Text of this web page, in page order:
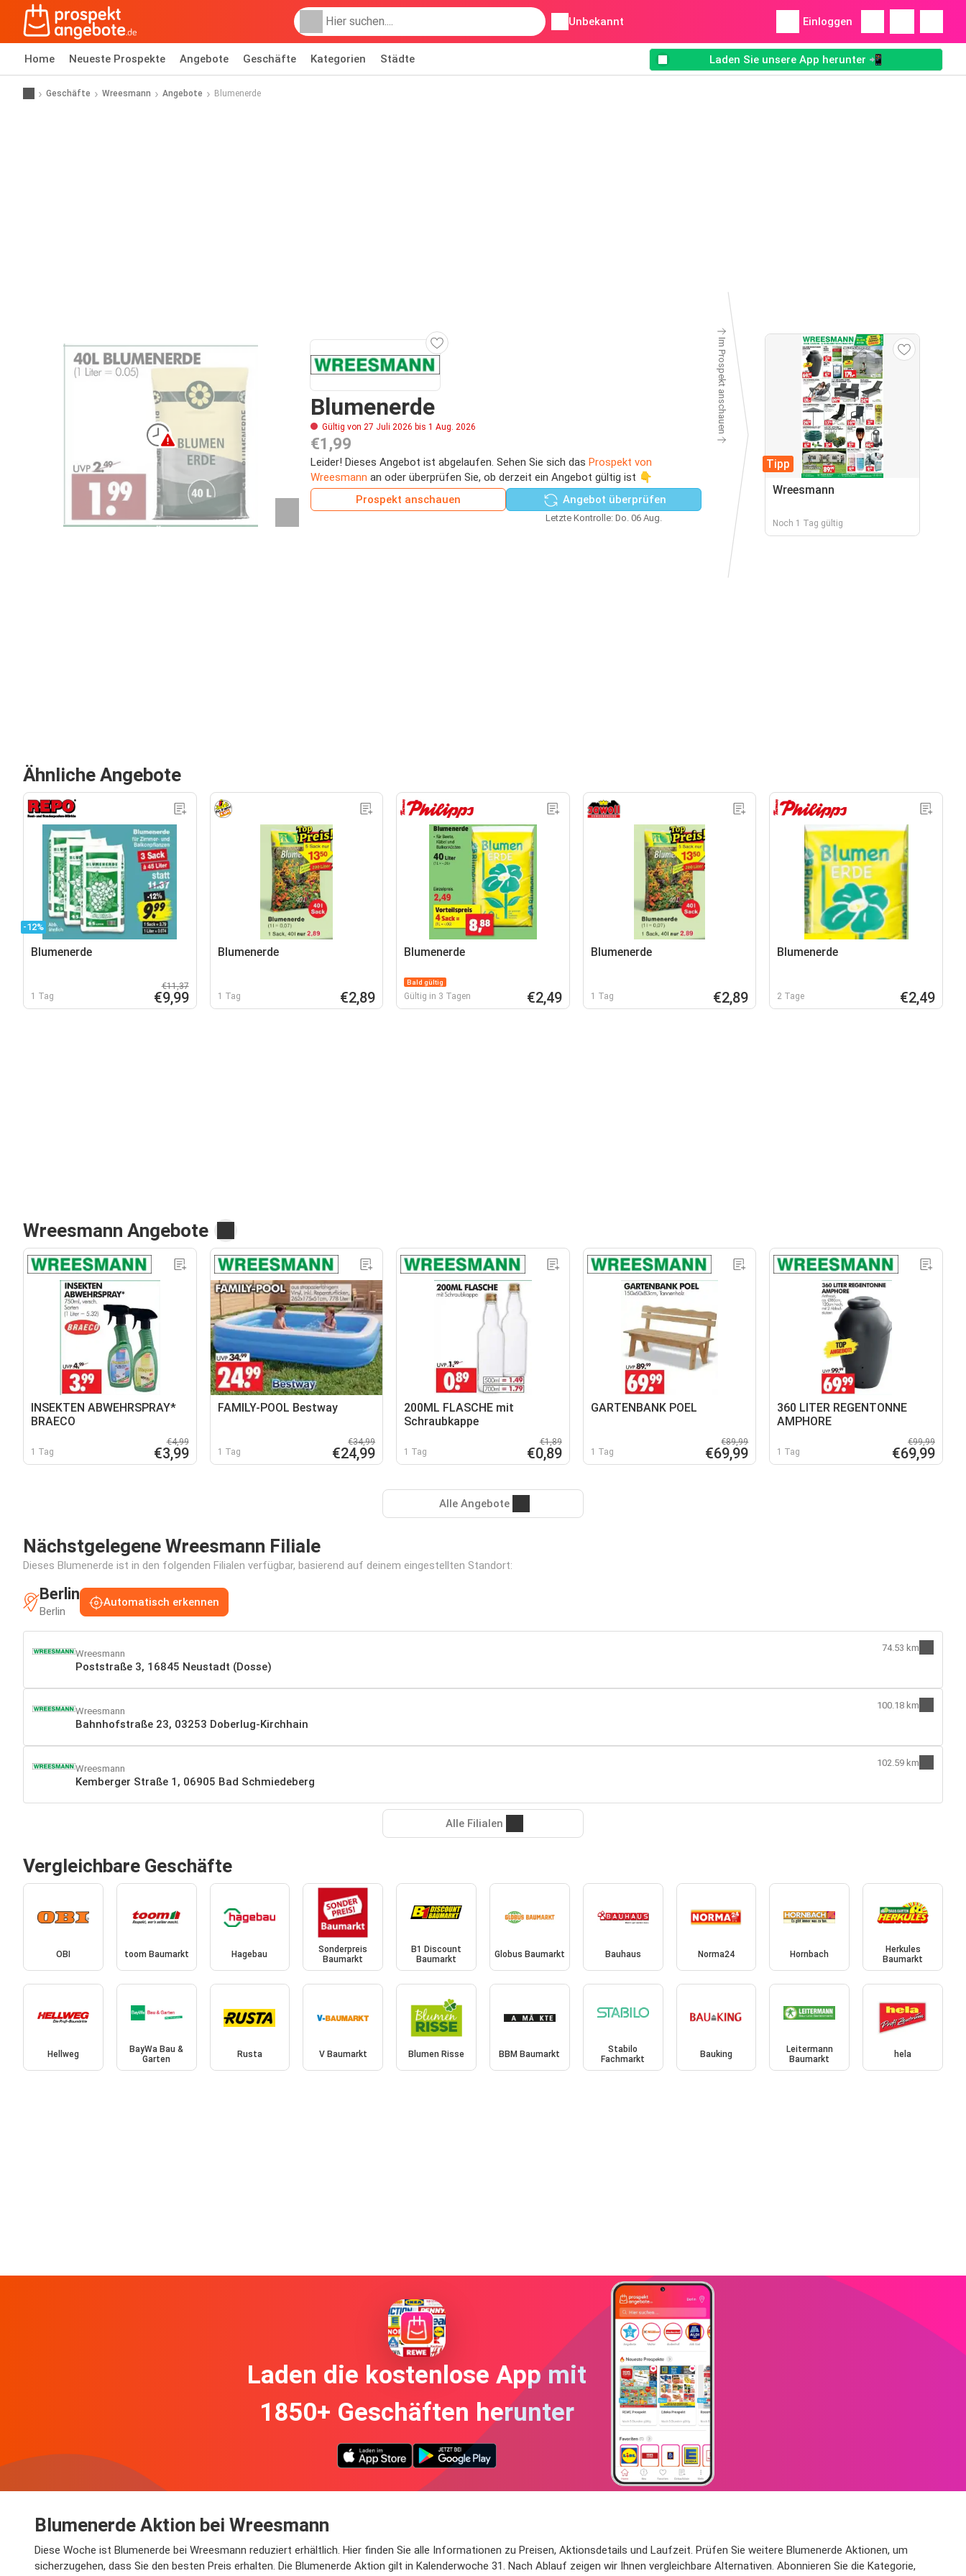
Unbekannt Einloggen
Home Neueste Prospekte Angebote Geschäfte Kategorien Städte Laden Sie unsere App herunter 📲
Geschäfte Wreesmann Angebote Blumenerde
Blumenerde
Gültig von 27 Juli 2026 bis 1 Aug. 2026
€1,99
Leider! Dieses Angebot ist abgelaufen. Sehen Sie sich das Prospekt von
Wreesmann an oder überprüfen Sie, ob derzeit ein Angebot gültig ist 👇
Prospekt anschauen
Angebot überprüfen
Letzte Kontrolle: Do. 06 Aug.
Im Prospekt anschauen
Tipp
Wreesmann
Noch 1 Tag gültig
Ähnliche Angebote
-12%
Blumenerde
1 Tag
€11,37
€9,99
Blumenerde
1 Tag €2,89
Blumenerde
Bald gültig
Gültig in 3 Tagen €2,49
Blumenerde
1 Tag €2,89
Blumenerde
2 Tage €2,49
Wreesmann Angebote
INSEKTEN ABWEHRSPRAY*
BRAECO
1 Tag
€4,99
€3,99
FAMILY-POOL Bestway
1 Tag
€34,99
€24,99
200ML FLASCHE mit
Schraubkappe
1 Tag
€1,89
€0,89
GARTENBANK POEL
1 Tag
€89,99
€69,99
360 LITER REGENTONNE
AMPHORE
1 Tag
€99,99
€69,99
Alle Angebote
Nächstgelegene Wreesmann Filiale
Dieses Blumenerde ist in den folgenden Filialen verfügbar, basierend auf deinem eingestellten Standort:
Berlin
Berlin
Automatisch erkennen
Wreesmann
Poststraße 3, 16845 Neustadt (Dosse)
74.53 km
Wreesmann
Bahnhofstraße 23, 03253 Doberlug-Kirchhain
100.18 km
Wreesmann
Kemberger Straße 1, 06905 Bad Schmiedeberg
102.59 km
Alle Filialen
Vergleichbare Geschäfte
OBI toom Baumarkt Hagebau
Sonderpreis
Baumarkt
B1 Discount
Baumarkt
Globus Baumarkt Bauhaus Norma24 Hornbach
Herkules
Baumarkt
Hellweg
BayWa Bau &
Garten
Rusta V Baumarkt Blumen Risse BBM Baumarkt
Stabilo
Fachmarkt
Bauking
Leitermann
Baumarkt
hela
Laden die kostenlose App mit
1850+ Geschäften herunter
Blumenerde Aktion bei Wreesmann
Diese Woche ist Blumenerde bei Wreesmann reduziert erhältlich. Hier finden Sie alle Informationen zu Preisen, Aktionsdetails und Laufzeit. Prüfen Sie weitere Blumenerde Aktionen, um
sicherzugehen, dass Sie den besten Preis erhalten. Die Blumenerde Aktion gilt in Kalenderwoche 31. Nach Ablauf zeigen wir Ihnen vergleichbare Alternativen. Abonnieren Sie die Kategorie,